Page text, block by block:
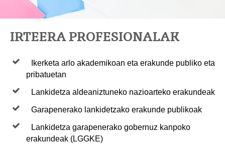
IRTEERA PROFESIONALAK
Ikerketa arlo akademikoan eta erakunde publiko eta
pribatuetan
Lankidetza aldeaniztuneko nazioarteko erakundeak
Garapenerako lankidetzako erakunde publikoak
Lankidetza garapenerako gobernuz kanpoko
erakundeak (LGGKE)